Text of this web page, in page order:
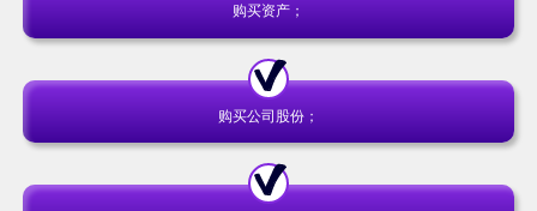
购买资产；
购买公司股份；